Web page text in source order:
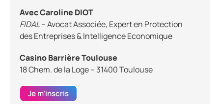
Avec Caroline DIOT
FIDAL– Avocat Associée, Expert en Protection
des Entreprises & Intelligence Economique
Casino Barrière Toulouse
18 Chem. de la Loge – 31400 Toulouse
Je m’inscris